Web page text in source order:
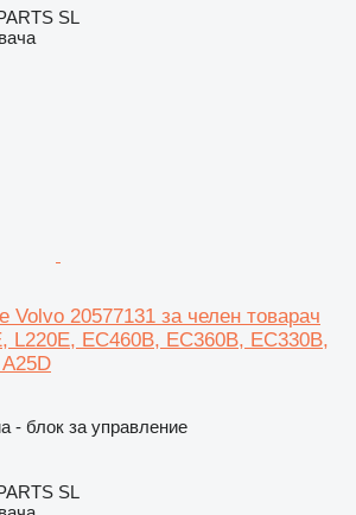
SL
Volvo 20577131 за челен товарач
L220E, EC460B, EC360B, EC330B,
- блок за управление
SL